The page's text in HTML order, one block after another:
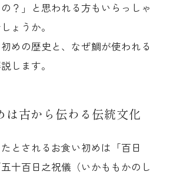
？」と思われる方もいらっしゃ
ょうか。
めの歴史と、なぜ鯛が使われる
します。
は古から伝わる伝統文化
とされるお食い初めは「百日
五十百日之祝儀（いかももかのし